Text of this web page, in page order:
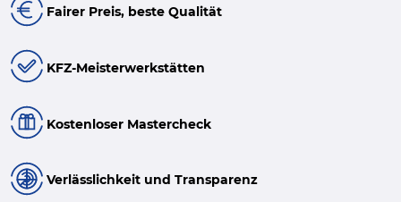
Fairer Preis, beste Qualität
KFZ-Meisterwerkstätten
Kostenloser Mastercheck
Verlässlichkeit und Transparenz